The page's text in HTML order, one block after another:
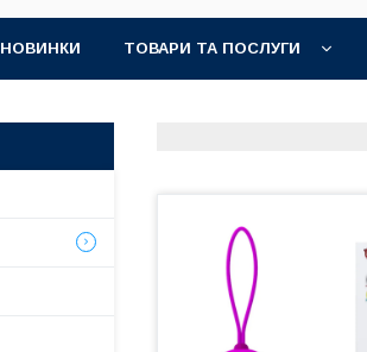
НОВИНКИ ТОВАРИ ТА ПОСЛУГИ